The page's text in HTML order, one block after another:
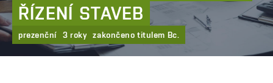
ŘÍZENÍ STAVEB
prezenční 3 roky zakončeno titulem Bc.